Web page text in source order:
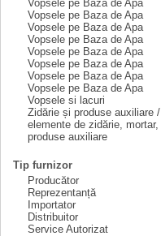
Vopsele pe Baza de Apa
Vopsele pe Baza de Apa
Vopsele pe Baza de Apa
Vopsele pe Baza de Apa
Vopsele pe Baza de Apa
Vopsele pe Baza de Apa
Vopsele pe Baza de Apa
Vopsele pe Baza de Apa
Vopsele si lacuri
Zidărie și produse auxiliare /
elemente de zidărie, mortar,
produse auxiliare
Tip furnizor
Producător
Reprezentanță
Importator
Distribuitor
Service Autorizat